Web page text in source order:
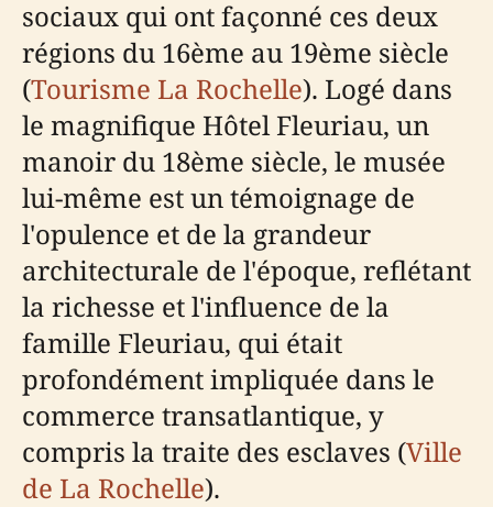
sociaux qui ont façonné ces deux
régions du 16ème au 19ème siècle
(Tourisme La Rochelle). Logé dans
le magnifique Hôtel Fleuriau, un
manoir du 18ème siècle, le musée
lui-même est un témoignage de
l'opulence et de la grandeur
architecturale de l'époque, reflétant
la richesse et l'influence de la
famille Fleuriau, qui était
profondément impliquée dans le
commerce transatlantique, y
compris la traite des esclaves (Ville
de La Rochelle).